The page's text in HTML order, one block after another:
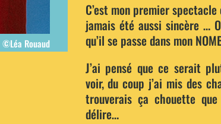
©Léa Rouaud
C’est mon premier
jamais été aussi sincère …
qu’il se passe dans mon
J’ai pensé que ce serait
voir, du coup j’ai mis des
trouverais ça chouette
délire…